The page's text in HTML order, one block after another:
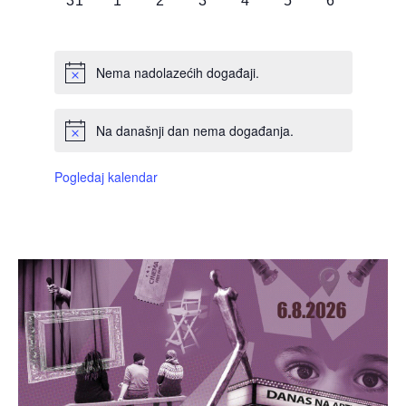
Nema nadolazećih događaji.
Na današnji dan nema događanja.
Pogledaj kalendar